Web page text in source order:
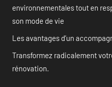
environnementales tout en
son mode de vie
Les avantages d’un
Transformez radicalement
rénovation.